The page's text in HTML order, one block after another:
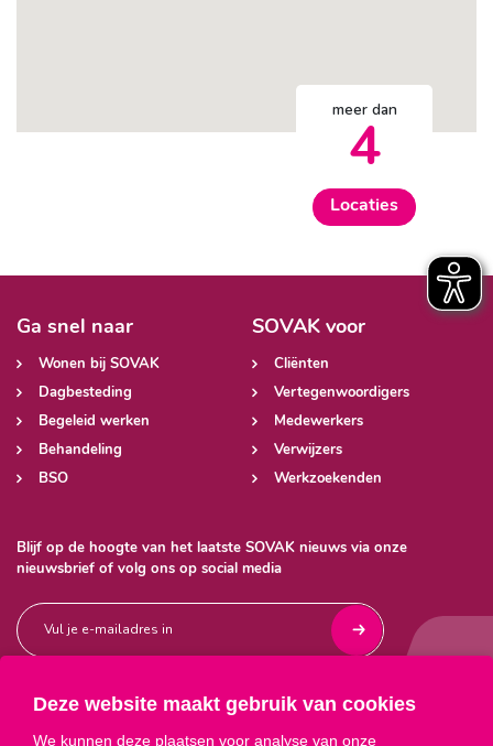
Deze website maakt gebruik van cookies
We kunnen deze plaatsen voor analyse van onze
meer dan
4
Locaties
Blijf op de hoogte van het laatste SOVAK nieuws via onze
nieuwsbrief of volg ons op social media
  
Ga snel naar
Wonen bij SOVAK
Dagbesteding
Begeleid werken
Behandeling
BSO
SOVAK voor
Cliënten
Vertegenwoordigers
Medewerkers
Verwijzers
Werkzoekenden